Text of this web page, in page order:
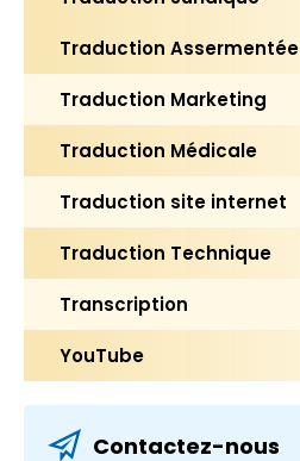
Traduction Assermentée
Traduction Marketing
Traduction Médicale
Traduction site internet
Traduction Technique
Transcription
YouTube
Contactez-nous